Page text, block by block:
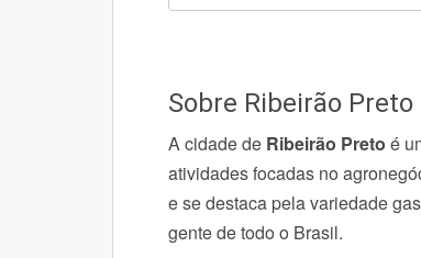
Sobre Ribeirão Preto
A cidade de Ribeirão Preto é
atividades focadas no
e se destaca pela variedade
gente de todo o Brasil.